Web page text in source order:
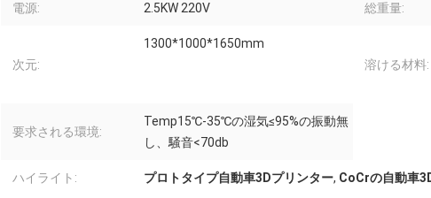
電源: 2.5KW 220V 総重量:
次元:
1300*1000*1650mm
溶ける材料:
要求される環境:
Temp15℃-35℃の湿気≤95%の振動無
し、騒音<70db
ハイライト: プロトタイプ自動車3Dプリンター, CoCrの自動車